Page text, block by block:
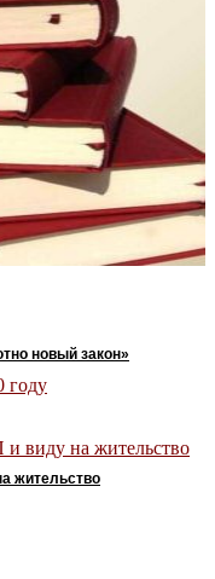
новый закон»
жительство